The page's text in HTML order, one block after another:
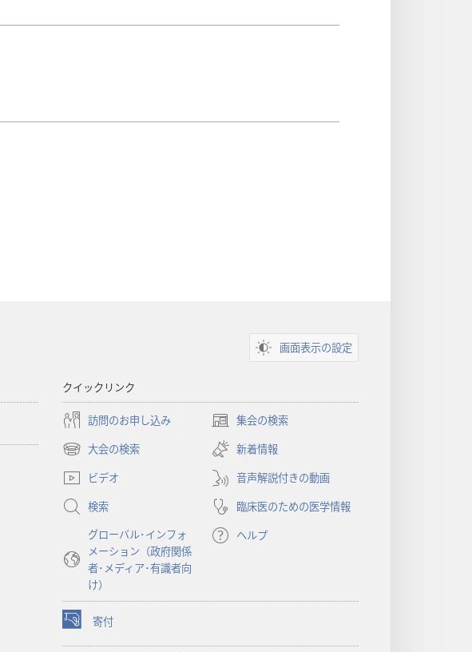
画面表示の設定
クイックリンク
訪問のお申し込み 集会の検索
（新
し
い
タ
ブ
で
開
く）
大会の検索
（新
し
タ
開
新着情報
ビデオ
音声解説付きの動画
検索
臨床医のための医学情報
グローバル･インフォ
メーション（政府関係
者･メディア･有識者向
け）
ヘルプ
寄付
（新
し